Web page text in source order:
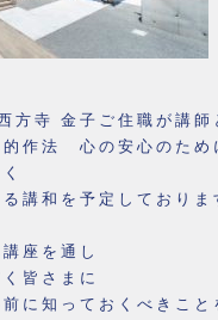
方寺 金子ご住職が講師
的作法 心の安心のため
講和を予定しておりま
座を通し
皆さまに
に知っておくべきこと